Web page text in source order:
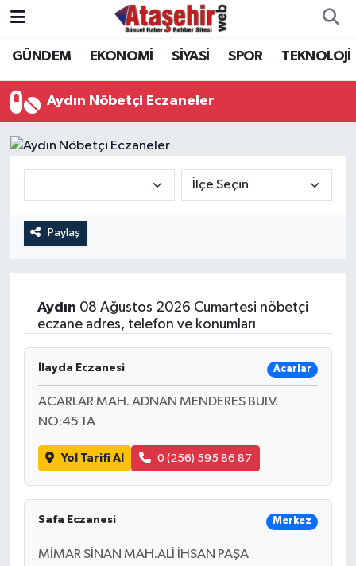
GÜNDEM EKONOMİ SİYASİ SPOR TEKNOLOJİ
Aydın Nöbetçi Eczaneler
Paylaş
Aydın 08 Ağustos 2026 Cumartesi nöbetçi
eczane adres, telefon ve konumları
İlayda Eczanesi Acarlar
ACARLAR MAH. ADNAN MENDERES BULV.
NO:45 1A
Yol Tarifi Al 0 (256) 595 86 87
Safa Eczanesi Merkez
MİMAR SİNAN MAH.ALİ İHSAN PAŞA
Hava Durumu
Trafik Durumu
Süper Lig Puan Durumu ve Fikstür
Son Dakika Haberleri